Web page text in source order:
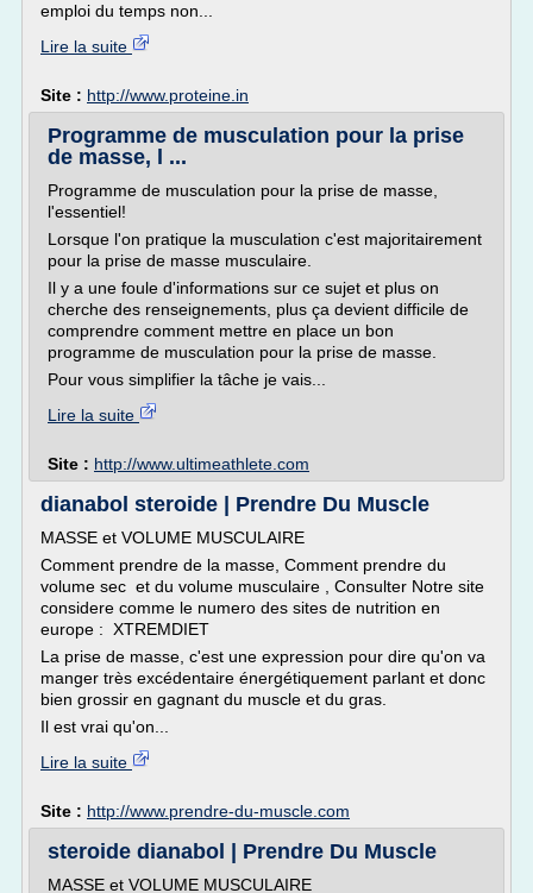
emploi du temps non...
Lire la suite
Site : http://www.proteine.in
Programme de musculation pour la prise
de masse, l ...
Programme de musculation pour la prise de masse,
l'essentiel!
Lorsque l'on pratique la musculation c'est majoritairement
pour la prise de masse musculaire.
Il y a une foule d'informations sur ce sujet et plus on
cherche des renseignements, plus ça devient difficile de
comprendre comment mettre en place un bon
programme de musculation pour la prise de masse.
Pour vous simplifier la tâche je vais...
Lire la suite
Site : http://www.ultimeathlete.com
dianabol steroide | Prendre Du Muscle
MASSE et VOLUME MUSCULAIRE
Comment prendre de la masse, Comment prendre du
volume sec et du volume musculaire , Consulter Notre site
considere comme le numero des sites de nutrition en
europe : XTREMDIET
La prise de masse, c'est une expression pour dire qu'on va
manger très excédentaire énergétiquement parlant et donc
bien grossir en gagnant du muscle et du gras.
Il est vrai qu'on...
Lire la suite
Site : http://www.prendre-du-muscle.com
steroide dianabol | Prendre Du Muscle
MASSE et VOLUME MUSCULAIRE